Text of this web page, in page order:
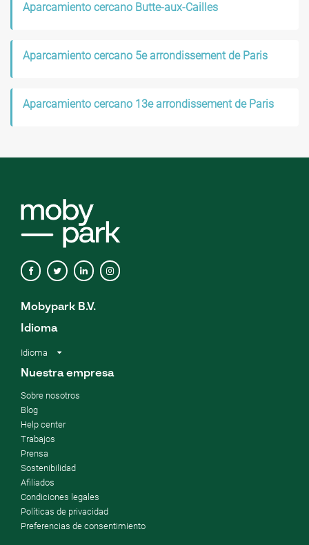
Aparcamiento cercano Butte-aux-Cailles
Aparcamiento cercano 5e arrondissement de Paris
Aparcamiento cercano 13e arrondissement de Paris
Mobypark B.V.
Idioma
Idioma
Nuestra empresa
Sobre nosotros
Blog
Help center
Trabajos
Prensa
Sostenibilidad
Afiliados
Condiciones legales
Políticas de privacidad
Preferencias de consentimiento